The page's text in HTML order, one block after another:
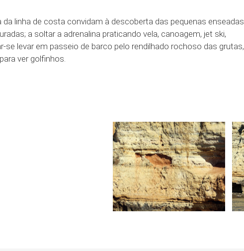
da linha de costa convidam à descoberta das pequenas enseadas
a soltar a adrenalina praticando vela, canoagem, jet ski,
se levar em passeio de barco pelo rendilhado rochoso das grutas,
ver golfinhos.